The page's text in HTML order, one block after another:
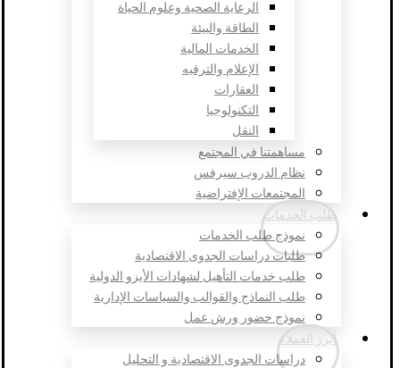
الرعاية الصحية وعلوم الحياة
الطاقة والبيئة
الخدمات المالية
الإعلام والترفيه
العقارات
التكنولوجيا
النقل
مساهمتنا في المجتمع
نظام الدروب سيرفس
المجتمعات الإفتراضية
طلب الخدمات
نموذج طلب الخدمات
طلبات دراسات الجدوى الاقتصادية
طلب خدمات التأهيل لشهادات الأيزو الدولية
طلب النماذج والقوالب والسياسات الإدارية
نموذج حضور ورش عمل
أبرز العملاء
دراسات الجدوى الاقتصادية و التحليل